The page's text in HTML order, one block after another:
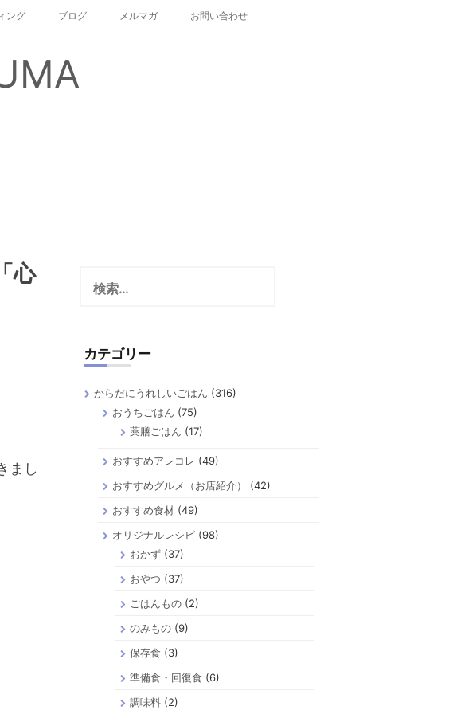
ング ブログ メルマガ お問い合わせ
心
まし
索:
カテゴリー
からだにうれしいごはん (316)
おうちごはん (75)
薬膳ごはん (17)
おすすめアレコレ (49)
おすすめグルメ（お店紹介）
(42)
おすすめ食材(49)
オリジナルレシピ(98)
おかず(37)
おやつ (37)
ごはんもの(2)
のみもの(9)
保存食 (3)
準備食・回復食 (6)
調味料(2)